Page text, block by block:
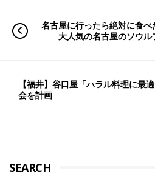
名古屋に行ったら絶対に食
大人気の名古屋のソウル
【福井】谷口屋「ハラル料理に最
会を計画
SEARCH